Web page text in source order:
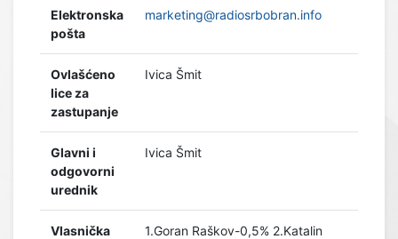
Elektronska
pošta
marketing@radiosrbobran.info
Ovlašćeno
lice za
zastupanje
Ivica Šmit
Glavni i
odgovorni
urednik
Ivica Šmit
Vlasnička
1.Goran Raškov-0,5% 2.Katalin